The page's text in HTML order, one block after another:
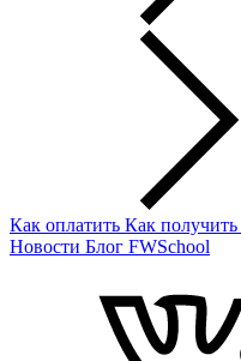
Как оплатить Как получить
Новости Блог FWSchool